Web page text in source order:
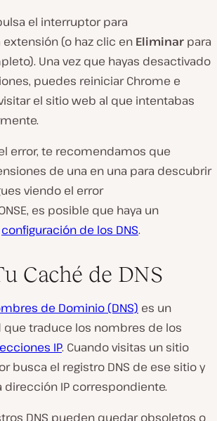
el interruptor para
extensión (o haz clic en Eliminar para
Una vez que hayas desactivado
puedes reiniciar Chrome e
el sitio web al que intentabas
error, te recomendamos que
de una en una para descubrir
viendo el error
es posible que haya un
configuración de los DNS.
Caché de DNS
de Dominio (DNS) es un
traduce los nombres de los
IP. Cuando visitas un sitio
busca el registro DNS de ese sitio y
dirección IP correspondiente.
DNS pueden quedar obsoletos o